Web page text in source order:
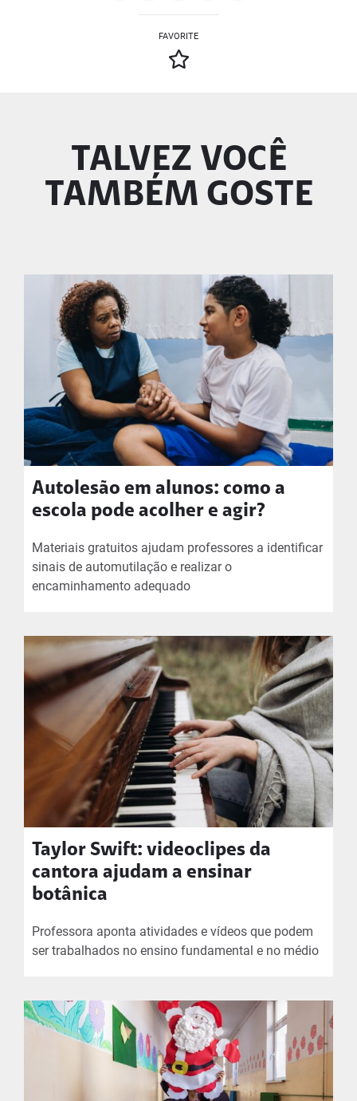
FAVORITE
TALVEZ VOCÊ
TAMBÉM GOSTE
Autolesão em alunos: como a
escola pode acolher e agir?
Materiais gratuitos ajudam professores a identificar
sinais de automutilação e realizar o
encaminhamento adequado
Taylor Swift: videoclipes da
cantora ajudam a ensinar
botânica
Professora aponta atividades e vídeos que podem
ser trabalhados no ensino fundamental e no médio